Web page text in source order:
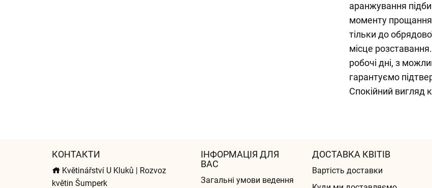
аранжування
моменту
тільки до
місце
робочі дні, з
гарантуємо
Спокійний вигляд
КОНТАКТИ
Květinářství U Kluků | Rozvoz
květin Šumperk
ІНФОРМАЦІЯ ДЛЯ
ВАС
Загальні умови ведення
ДОСТАВКА КВІТІВ
Вартість доставки